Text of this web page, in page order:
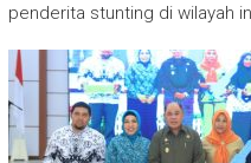
penderita stunting di wilayah